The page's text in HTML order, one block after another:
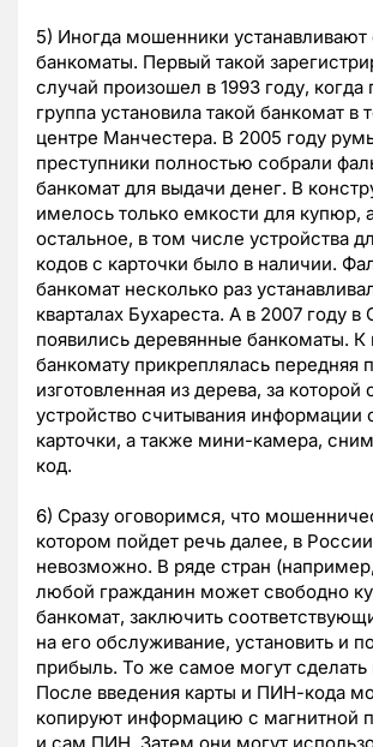
5) Иногда мошенники
банкоматы. Первый такой
случай произошел в 1993 году, когда
группа установила такой банкомат в
центре Манчестера. В 2005 году
преступники полностью собрали
банкомат для выдачи денег. В
имелось только емкости для купюр,
остальное, в том числе устройства
кодов с карточки было в наличии.
банкомат несколько раз
кварталах Бухареста. А в 2007 году в
появились деревянные банкоматы.
банкомату прикреплялась передняя
изготовленная из дерева, за которой
устройство считывания информации
карточки, а также мини-камера,
код.
6) Сразу оговоримся, что
котором пойдет речь далее, в
невозможно. В ряде стран
любой гражданин может свободно
банкомат, заключить
на его обслуживание, установить и
прибыль. То же самое могут
После введения карты и ПИН-кода
копируют информацию с магнитной